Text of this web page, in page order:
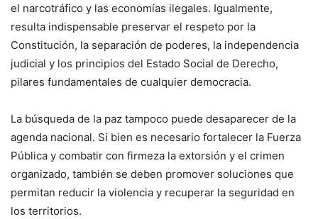
el narcotráfico y las economías ilegales. Igualmente,
resulta indispensable preservar el respeto por la
Constitución, la separación de poderes, la independencia
judicial y los principios del Estado Social de Derecho,
pilares fundamentales de cualquier democracia.
La búsqueda de la paz tampoco puede desaparecer de la
agenda nacional. Si bien es necesario fortalecer la Fuerza
Pública y combatir con firmeza la extorsión y el crimen
organizado, también se deben promover soluciones que
permitan reducir la violencia y recuperar la seguridad en
los territorios.